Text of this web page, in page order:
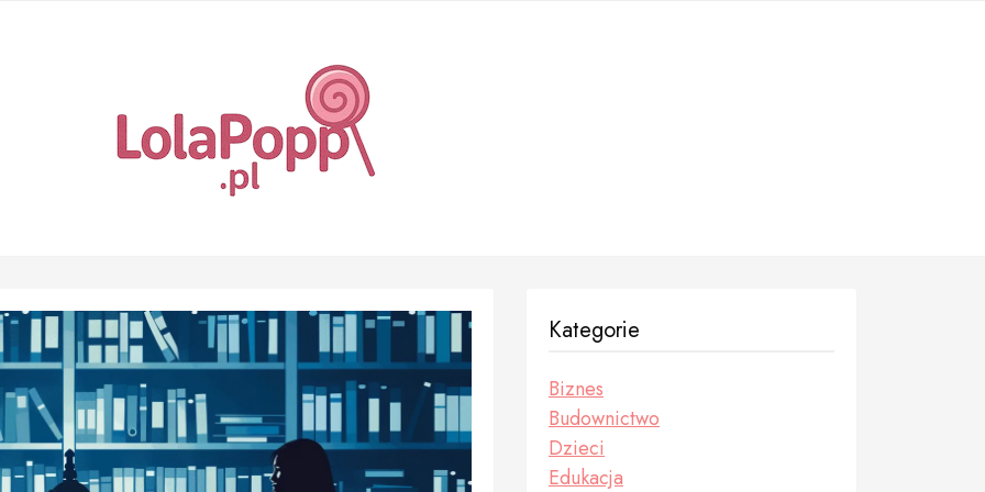
Kategorie
Biznes
Budownictwo
Dzieci
Edukacja